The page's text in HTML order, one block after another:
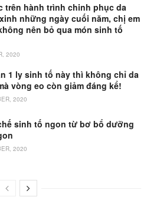
trên hành trình chinh phục da
những ngày cuối năm, chị em
nên bỏ qua món sinh tố
2020
1 ly sinh tố này thì không chỉ da
vòng eo còn giảm đáng kể!
2020
sinh tố ngon từ bơ bổ dưỡng
2020